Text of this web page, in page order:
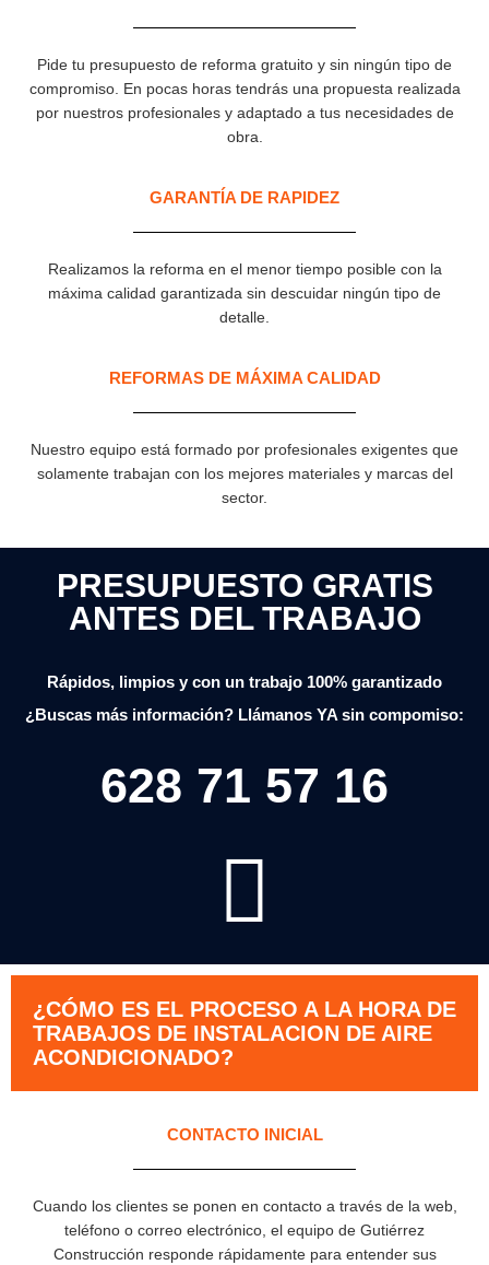
Pide tu presupuesto de reforma gratuito y sin ningún tipo de
compromiso. En pocas horas tendrás una propuesta realizada
por nuestros profesionales y adaptado a tus necesidades de
obra.
GARANTÍA DE RAPIDEZ​
Realizamos la reforma en el menor tiempo posible con la
máxima calidad garantizada sin descuidar ningún tipo de
detalle.
REFORMAS DE MÁXIMA CALIDAD
Nuestro equipo está formado por profesionales exigentes que
solamente trabajan con los mejores materiales y marcas del
sector.
PRESUPUESTO GRATIS
ANTES DEL TRABAJO
Rápidos, limpios y con un trabajo 100% garantizado
¿Buscas más información? Llámanos YA sin compomiso:
628 71 57 16
¿CÓMO ES EL PROCESO A LA HORA DE
TRABAJOS DE INSTALACION DE AIRE
ACONDICIONADO?
CONTACTO INICIAL
Cuando los clientes se ponen en contacto a través de la web,
teléfono o correo electrónico, el equipo de Gutiérrez
Construcción responde rápidamente para entender sus